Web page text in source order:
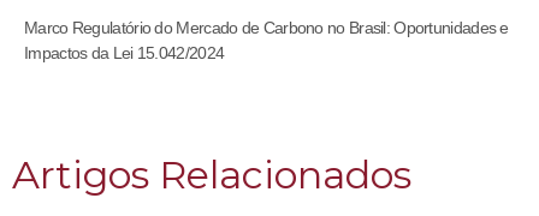
Marco Regulatório do Mercado de Carbono no Brasil: Oportunidades e
Impactos da Lei 15.042/2024
Artigos Relacionados